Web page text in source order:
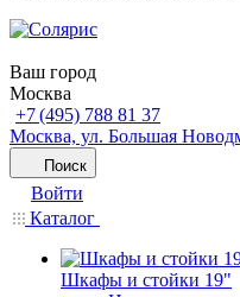
Ваш город
Москва
+7 (495) 788 81 37
Москва, ул. Большая
Поиск
Войти
Каталог
Шкафы и стойки 19"